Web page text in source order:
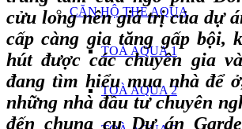
CĂN HỘ THE AQUA
TOÀ AQUA 1
TOÀ AQUA 2
cửu long nên giá trị của dự
cấp càng gia tăng gấp bội,
hút được các chuyên gia
đang tìm hiểu mua nhà để
những nhà đầu tư chuyên
đến chung cu Dự án